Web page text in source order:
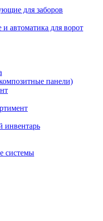
для заборов
автоматика для ворот
панели)
инвентарь
системы